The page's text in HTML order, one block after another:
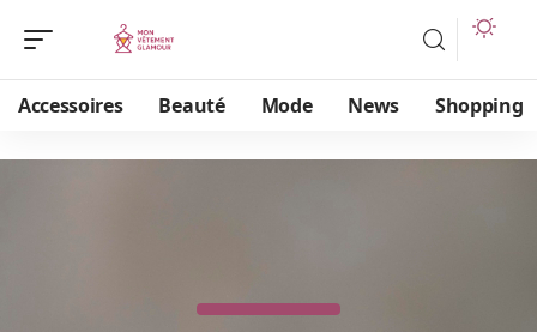
Accessoires Beauté Mode News Shopping